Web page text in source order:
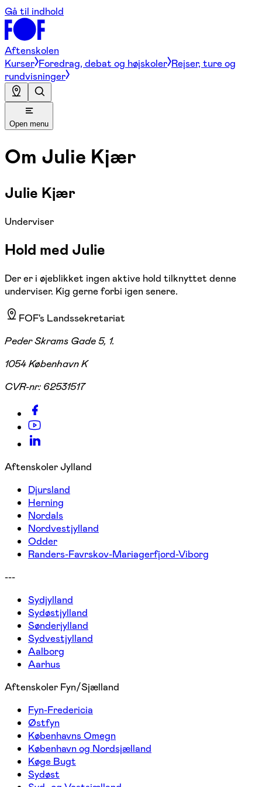
Gå til indhold
Aftenskolen
Kurser Foredrag, debat og højskoler Rejser, ture og
rundvisninger
Open menu
Om Julie Kjær
Julie Kjær
Underviser
Hold med Julie
Der er i øjeblikket ingen aktive hold tilknyttet denne
underviser. Kig gerne forbi igen senere.
FOF's Landssekretariat
Peder Skrams Gade 5, 1.
1054 København K
CVR-nr: 62531517
Aftenskoler Jylland
Djursland
Herning
Nordals
Nordvestjylland
Odder
Randers-Favrskov-Mariagerfjord-Viborg
---
Sydjylland
Sydøstjylland
Sønderjylland
Sydvestjylland
Aalborg
Aarhus
Aftenskoler Fyn/Sjælland
Fyn-Fredericia
Østfyn
Københavns Omegn
København og Nordsjælland
Køge Bugt
Sydøst